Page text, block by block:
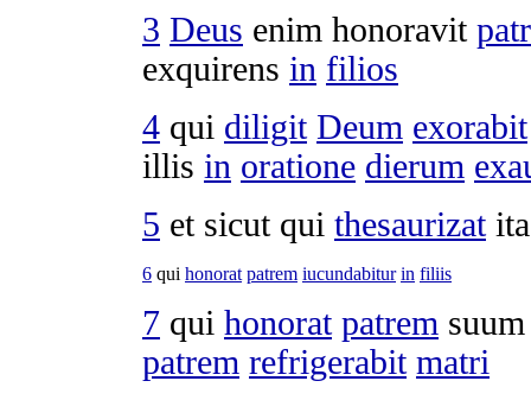
3 Deus enim honoravit
exquirens in filios
4 qui diligit Deum exorabit
illis in oratione dierum
5 et sicut qui thesaurizat
6 qui honorat patrem iucundabitur in filiis
7 qui honorat patrem
patrem refrigerabit matri